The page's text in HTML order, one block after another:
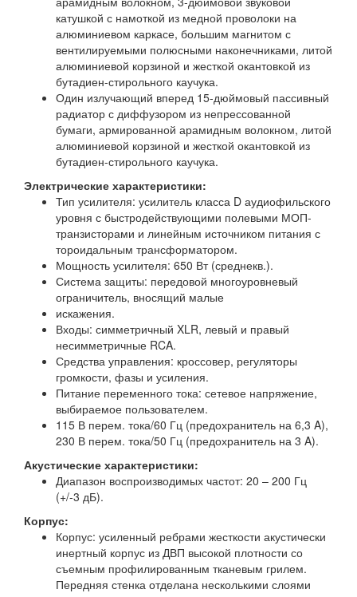
катушкой с намоткой из медной проволоки на
алюминиевом каркасе, большим магнитом с
вентилируемыми полюсными наконечниками, литой
алюминиевой корзиной и жесткой окантовкой из
бутадиен-стирольного каучука.
Один излучающий вперед 15-дюймовый пассивный
радиатор с диффузором из непрессованной
бумаги, армированной арамидным волокном, литой
алюминиевой корзиной и жесткой окантовкой из
бутадиен-стирольного каучука.
Электрические характеристики:
Тип усилителя: усилитель класса D аудиофильского
уровня с быстродействующими полевыми МОП-
транзисторами и линейным источником питания с
тороидальным трансформатором.
Мощность усилителя: 650 Вт (среднекв.).
Система защиты: передовой многоуровневый
ограничитель, вносящий малые
искажения.
Входы: симметричный XLR, левый и правый
несимметричные RCA.
Средства управления: кроссовер, регуляторы
громкости, фазы и усиления.
Питание переменного тока: сетевое напряжение,
выбираемое пользователем.
115 В перем. тока/60 Гц (предохранитель на 6,3 A),
230 В перем. тока/50 Гц (предохранитель на 3 A).
Акустические характеристики:
Диапазон воспроизводимых частот: 20 – 200 Гц
(+/-3 дБ).
Корпус:
Корпус: усиленный ребрами жесткости акустически
инертный корпус из ДВП высокой плотности со
съемным профилированным тканевым грилем.
Передняя стенка отделана несколькими слоями